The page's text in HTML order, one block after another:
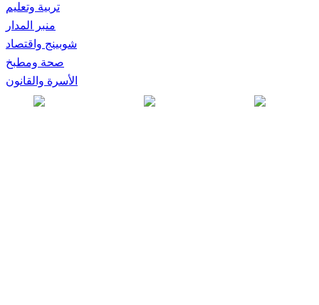
تربية وتعليم
منبر المدار
شوبينج واقتصاد
صحة ومطبخ
الأسرة والقانون